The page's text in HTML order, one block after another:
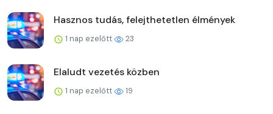
Hasznos tudás, felejthetetlen élmények
1 nap ezelőtt 23
Elaludt vezetés közben
1 nap ezelőtt 19